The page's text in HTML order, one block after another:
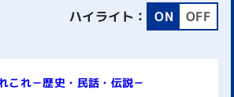
ハイライト： ON OFF